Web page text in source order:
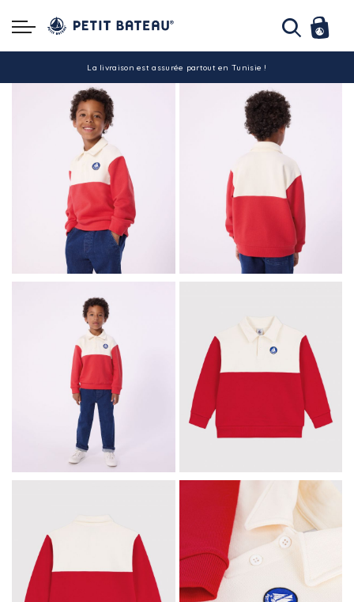
La livraison est assurée partout en Tunisie !
-10% pour tout paiement par carte bancaire (hors promo)